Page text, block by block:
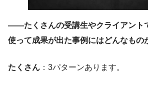
——たくさんの受講生やクライアント
使って成果が出た事例にはどんなもの
たくさん ：3パターンあります。